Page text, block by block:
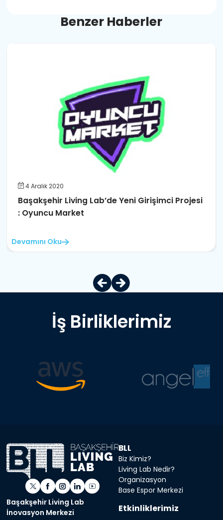
Benzer Haberler
4 Aralık 2020
Başakşehir Living Lab’de Yeni Girişimci Projesi
: Oyuncu Market
Devamını Oku
İş Birliklerimiz
BLL
Biz Kimiz?
Living Lab Nedir?
Organizasyon
Base Espor Merkezi
Etkinliklerimiz
Başakşehir Living Lab
İnovasyon Merkezi